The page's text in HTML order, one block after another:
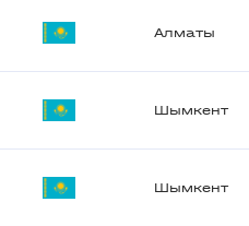
Алматы
Шымкент
Шымкент